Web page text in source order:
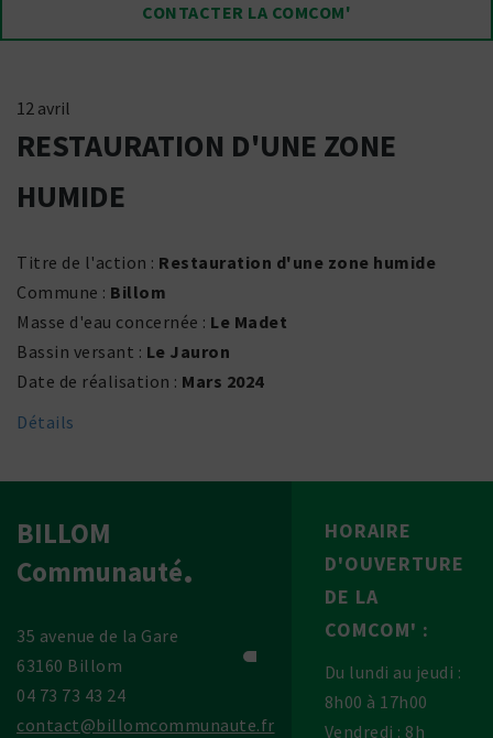
CONTACTER LA COMCOM'
12 avril
RESTAURATION D'UNE ZONE
HUMIDE
Titre de l'action : Restauration d'une zone humide
Commune : Billom
Masse d'eau concernée : Le Madet
Bassin versant : Le Jauron
Date de réali­sa­tion : Mars 2024
Détails
BILLOM
Communauté
35 avenue de la Gare
63160 Billom
04 73 73 43 24
contact@billomcommunaute.fr
HORAIRE
D'OUVERTURE
DE LA
COMCOM' :
Du lundi au jeudi :
8h00 à 17h00
Vendredi : 8h